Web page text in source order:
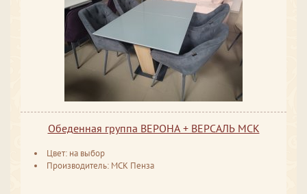
Обеденная группа ВЕРОНА + ВЕРСАЛЬ МСК
Цвет: на выбор
Производитель: МСК Пенза